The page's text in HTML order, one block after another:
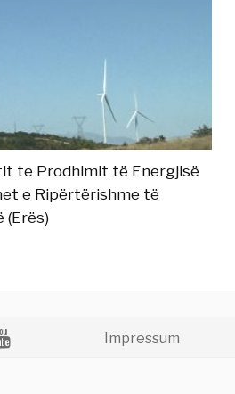
te Prodhimit të Energjisë
e Ripërtërishme të
(Erës)
Impressum